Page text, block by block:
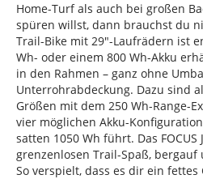
Home-Turf als auch bei großen
spüren willst, dann brauchst du
Trail-Bike mit 29"-Laufrädern ist
Wh- oder einem 800 Wh-Akku
in den Rahmen – ganz ohne
Unterrohrabdeckung. Dazu sind
Größen mit dem 250 Wh-Range-
vier möglichen Akku-
satten 1050 Wh führt. Das FOCUS
grenzenlosen Trail-Spaß, bergauf
So verspielt, dass es dir ein fettes